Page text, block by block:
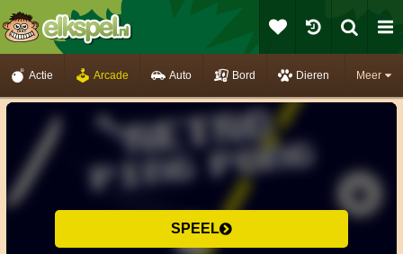
Meer
Actie Arcade Auto Bord Dieren
SPEEL